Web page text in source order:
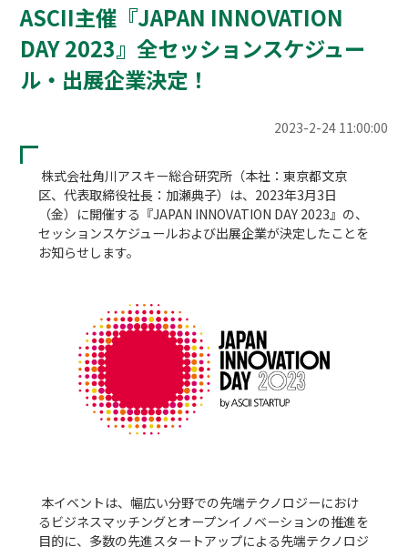
ASCII主催『JAPAN INNOVATION
DAY 2023』全セッションスケジュー
ル・出展企業決定！
2023-2-24 11:00:00
株式会社角川アスキー総合研究所（本社：東京都文京
区、代表取締役社長：加瀬典子）は、2023年3月3日
（金）に開催する『JAPAN INNOVATION DAY 2023』の、
セッションスケジュールおよび出展企業が決定したことを
お知らせします。
るビジネスマッチングとオープンイノベーションの推進を
目的に、多数の先進スタートアップによる先端テクノロジ